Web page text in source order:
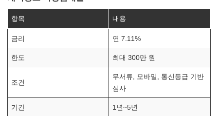
항목 내용
금리 연 7.11%
한도 최대 300만 원
조건
무서류, 모바일, 통신등급 기반
심사
기간 1년~5년